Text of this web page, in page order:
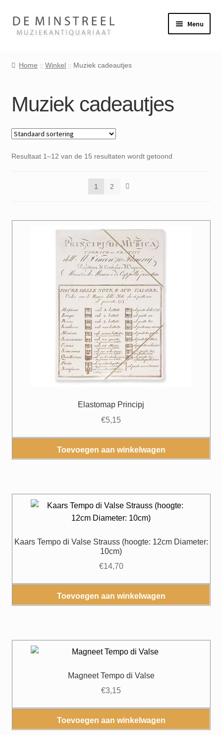
Ga
door
Ga
naar
Menu
Veel gestelde vragen
Winkel
Mijn account
Home Winkel Muziek cadeautjes
Muziek cadeautjes
Resultaat 1–12 van de 15 resultaten wordt getoond
1 2
Elastomap Principj
€5,15
Toevoegen aan winkelwagen
Kaars Tempo di Valse Strauss (hoogte: 12cm Diameter:
10cm)
€14,70
Toevoegen aan winkelwagen
Magneet Tempo di Valse
€3,15
Toevoegen aan winkelwagen